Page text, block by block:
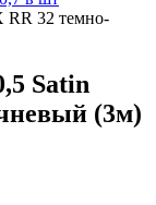
RR 32 темно-
Satin
(3м)